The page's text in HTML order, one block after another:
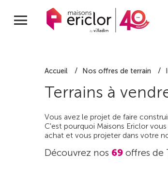
Accueil Nos offres de terrain
Terrains à
Vous avez le projet de faire
C'est pourquoi Maisons Ericlor
achat et vous projeter dans votre
Découvrez nos 69 offres de